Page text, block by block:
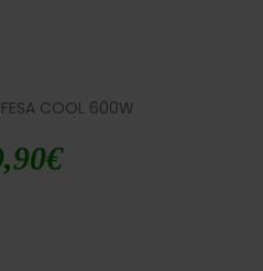
COOL 600W
€